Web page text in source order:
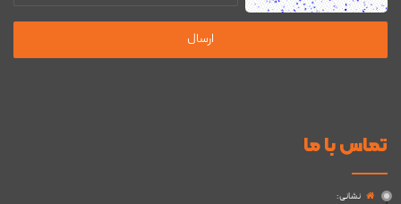
تماس با ما
نشانی :